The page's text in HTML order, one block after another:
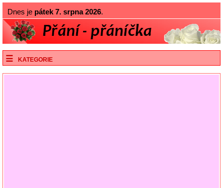
Dnes je pátek 7. srpna 2026.
KATEGORIE